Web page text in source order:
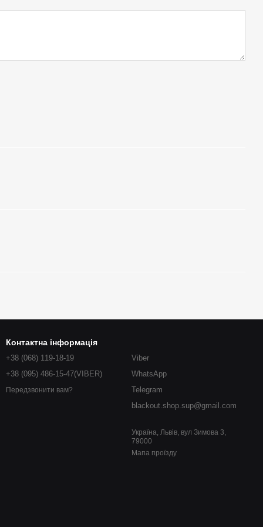
Контактна інформація
+38 (068) 119-18-19
+38 (095) 486-15-47(VIBER)
Передзвонити вам?
Viber
WhatsApp
Telegram
blackout.shop.sup@gmail.com
Україна, Львів, вул Зимова 3,
79000
Мапа проїзду